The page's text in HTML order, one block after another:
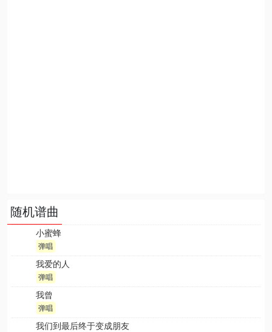
随机谱曲
小蜜蜂
弹唱
我爱的人
弹唱
我曾
弹唱
我们到最后终于变成朋友